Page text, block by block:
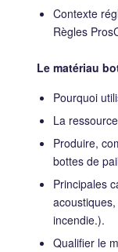
Contexte
Règles
Le matériau
Pourquoi
La
Produire,
bottes de
Principales
incendie.).
Qualifier le